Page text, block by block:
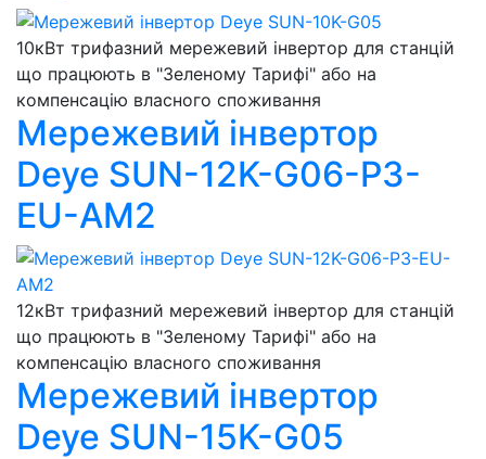
10кВт трифазний мережевий інвертор для станцій
що працюють в "Зеленому Тарифі" або на
компенсацію власного споживання
Мережевий інвертор
Deye SUN-12K-G06-P3-
EU-AM2
12кВт трифазний мережевий інвертор для станцій
що працюють в "Зеленому Тарифі" або на
компенсацію власного споживання
Мережевий інвертор
Deye SUN-15K-G05